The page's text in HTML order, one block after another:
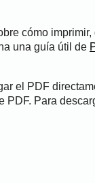
cómo
una guía útil de
el PDF
PDF. Para